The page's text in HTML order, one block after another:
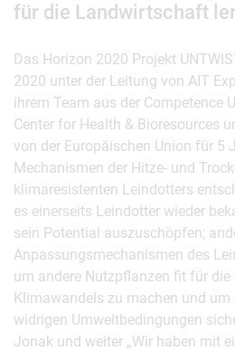
für die Landwirtschaft
Das Horizon 2020 Projekt
2020 unter der Leitung von AIT
ihrem Team aus der Competence
Center for Health & Bioresources
von der Europäischen Union für 5
Mechanismen der Hitze- und
klimaresistenten Leindotters
es einerseits Leindotter wieder
sein Potential auszuschöpfen;
Anpassungsmechanismen des
um andere Nutzpflanzen fit für die
Klimawandels zu machen und um
widrigen Umweltbedingungen
Jonak und weiter „Wir haben mit